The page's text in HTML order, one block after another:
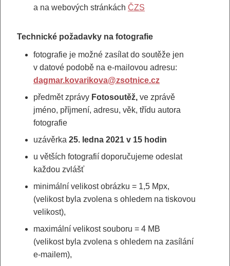
a na webových stránkách ČZS
Technické požadavky na fotografie
fotografie je možné zasílat do soutěže jen
v datové podobě na e-mailovou adresu:
dagmar.kovarikova@zsotnice.cz
předmět zprávy Fotosoutěž, ve zprávě
jméno, příjmení, adresu, věk, třídu autora
fotografie
uzávěrka 25. ledna 2021 v 15 hodin
u větších fotografií doporučujeme odeslat
každou zvlášť
minimální velikost obrázku = 1,5 Mpx,
(velikost byla zvolena s ohledem na tiskovou
velikost),
maximální velikost souboru = 4 MB
(velikost byla zvolena s ohledem na zasílání
e-mailem),